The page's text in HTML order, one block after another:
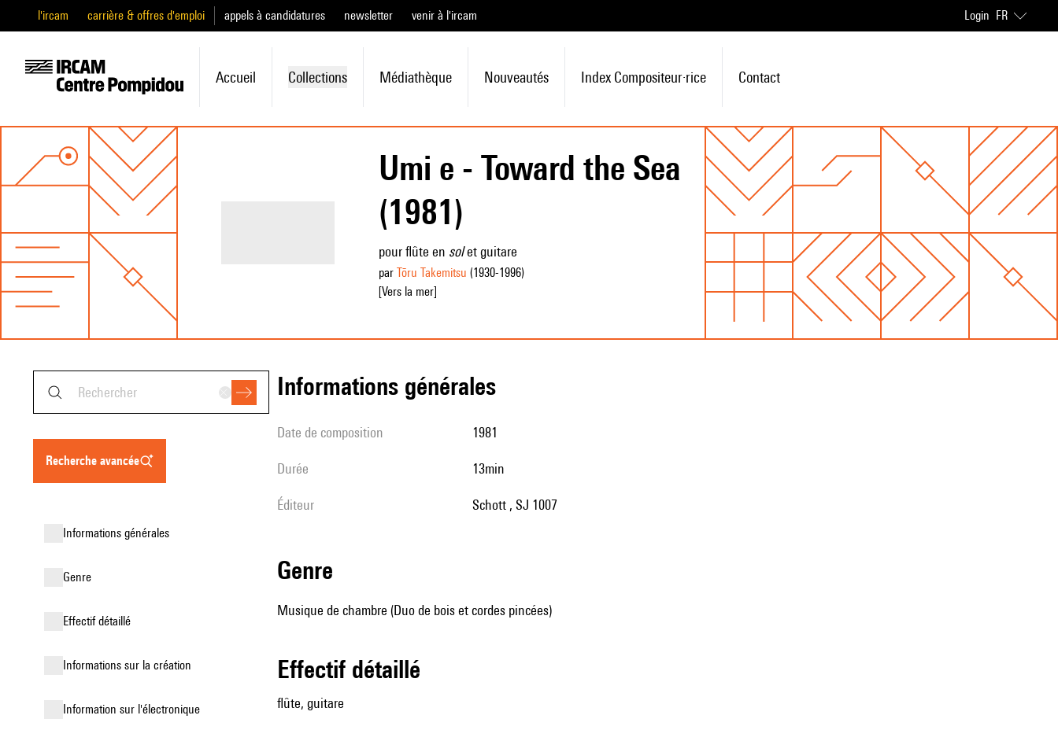
l'ircam carrière & offres d'emploi appels à candidatures newsletter venir à l'ircam Login FR
Accueil Collections Médiathèque Nouveautés Index Compositeur·rice Contact
Umi e - Toward the Sea
(1981)
pour flûte en solet guitare
par Tōru Takemitsu (1930-1996)
[Vers la mer]
recherche avancée
informations générales
genre
effectif détaillé
informations sur la création
Information sur l'électronique
informations générales
date de composition 1981
durée 13min
éditeur Schott , SJ 1007
genre
Musique de chambre (Duo de bois et cordes pincées)
effectif détaillé
flûte, guitare